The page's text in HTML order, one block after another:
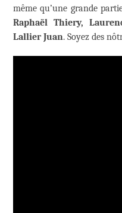
même qu’une grande
Raphaël Thiery,
Lallier Juan. Soyez des